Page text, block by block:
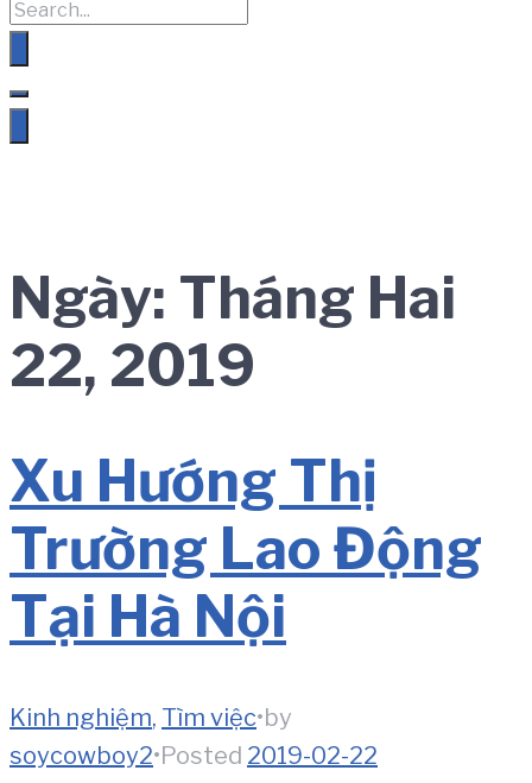
Ngày: Tháng Hai
22, 2019
Xu Hướng Thị
Trường Lao Động
Tại Hà Nội
Kinh nghiệm, Tìm việc•by
soycowboy2•Posted 2019-02-22